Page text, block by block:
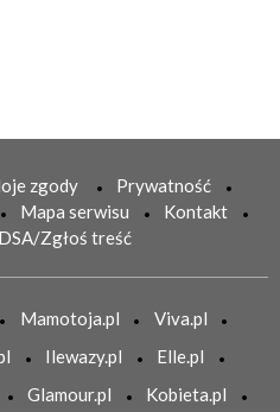
zgody
Prywatność
Mapa serwisu
Kontakt
DSA/Zgłoś treść
Mamotoja.pl
Viva.pl
Ilewazy.pl
Elle.pl
Glamour.pl Kobieta.pl